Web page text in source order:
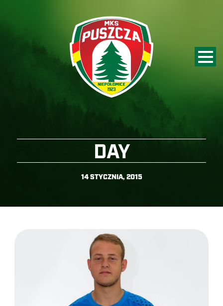
DAY
14 STYCZNIA, 2015